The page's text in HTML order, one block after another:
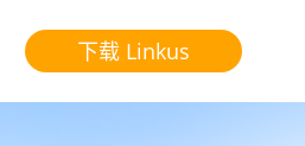
下载 Linkus